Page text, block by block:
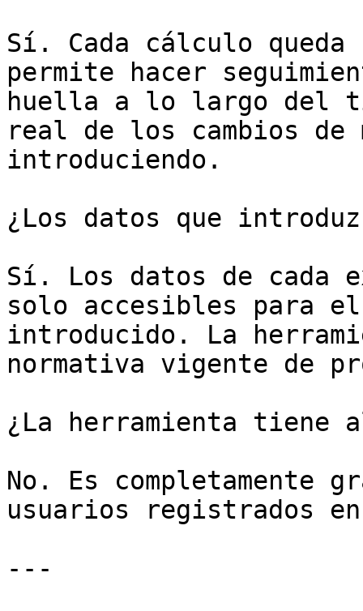
Sí. Cada cálculo
permite hacer
huella a lo largo del
real de los cambios de
introduciendo.
¿Los datos que
Sí. Los datos de cada
solo accesibles para
introducido. La
normativa vigente de
¿La herramienta tiene
No. Es completamente
usuarios registrados
---